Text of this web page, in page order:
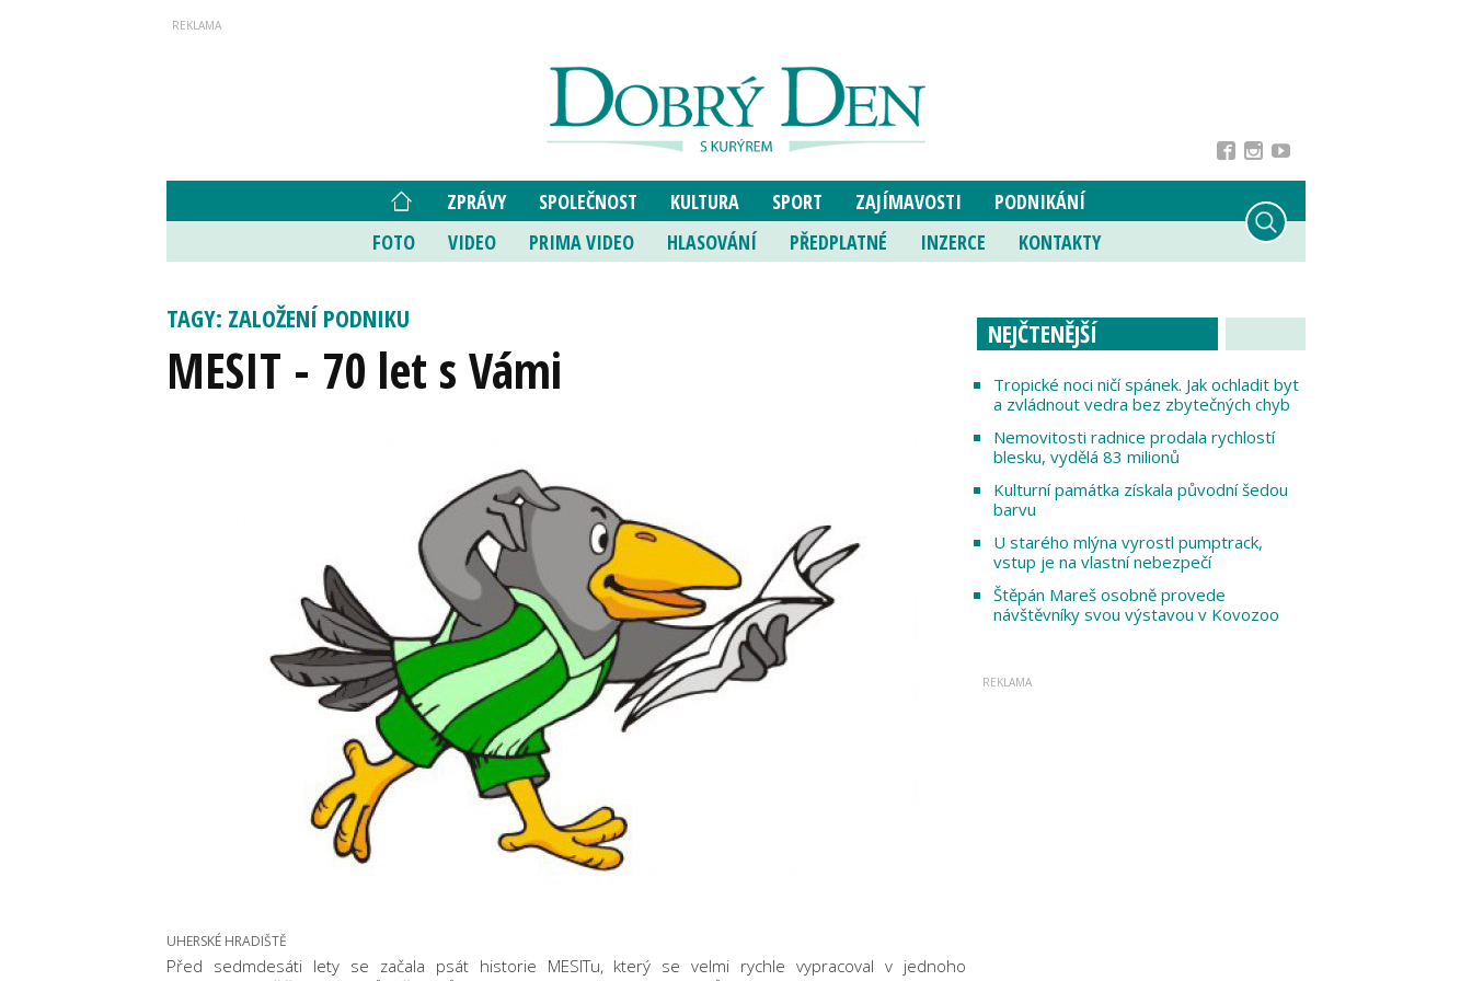
ZPRÁVY SPOLEČNOST KULTURA SPORT ZAJÍMAVOSTI
PODNIKÁNÍ
FOTO
VIDEO PRIMA VIDEO HLASOVÁNÍ PŘEDPLATNÉ INZERCE KONTAKTY
TAGY: ZALOŽENÍ PODNIKU
MESIT - 70 let s Vámi
UHERSKÉ HRADIŠTĚ
Před sedmdesáti lety se začala psát historie MESITu, který se velmi rychle vypracoval v jednoho
NEJČTENĚJŠÍ
Tropické noci ničí spánek. Jak ochladit byt
a zvládnout vedra bez zbytečných chyb
Nemovitosti radnice prodala rychlostí
blesku, vydělá 83 milionů
Kulturní památka získala původní šedou
barvu
U starého mlýna vyrostl pumptrack,
vstup je na vlastní nebezpečí
Štěpán Mareš osobně provede
návštěvníky svou výstavou v Kovozoo